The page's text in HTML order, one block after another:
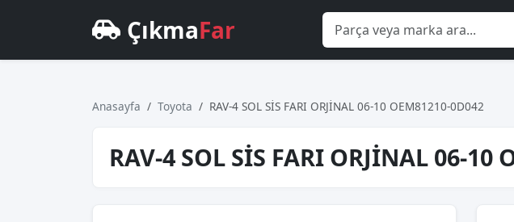
ÇıkmaFar
Anasayfa Toyota RAV-4 SOL SİS FARI ORJİNAL 06-10 OEM81210-0D042
RAV-4 SOL SİS FARI ORJİNAL 06-10